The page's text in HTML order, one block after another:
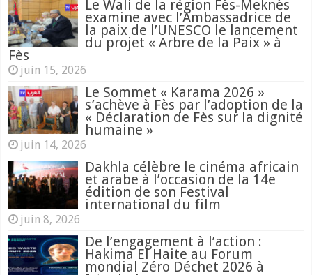
Le Wali de la région Fès-Meknès
examine avec l’Ambassadrice de
la paix de l’UNESCO le lancement
du projet « Arbre de la Paix » à
Fès
juin 15, 2026
Le Sommet « Karama 2026 »
s’achève à Fès par l’adoption de la
« Déclaration de Fès sur la dignité
humaine »
juin 14, 2026
Dakhla célèbre le cinéma africain
et arabe à l’occasion de la 14e
édition de son Festival
international du film
juin 8, 2026
De l’engagement à l’action :
Hakima El Haite au Forum
mondial Zéro Déchet 2026 à